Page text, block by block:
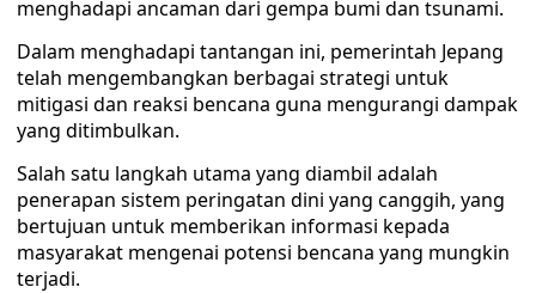
menghadapi ancaman dari gempa bumi dan tsunami.
Dalam menghadapi tantangan ini, pemerintah Jepang
telah mengembangkan berbagai strategi untuk
mitigasi dan reaksi bencana guna mengurangi dampak
yang ditimbulkan.
Salah satu langkah utama yang diambil adalah
penerapan sistem peringatan dini yang canggih, yang
bertujuan untuk memberikan informasi kepada
masyarakat mengenai potensi bencana yang mungkin
terjadi.